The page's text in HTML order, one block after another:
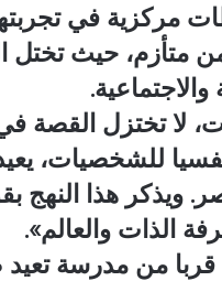
مركزية في
متأزم، حيث تختل
والاجتماعية.
لا تختزل
للشخصيات،
ويذكر هذا النهج
الذات والعالم».
قربا من مدرسة تعيد